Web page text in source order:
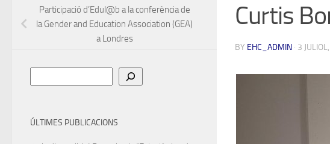
Curtis
BY EHC_ADMIN · 3
Participació d’Edul@b a la conferència de
la Gender and Education Association (GEA)
a Londres
ÚLTIMES PUBLICACIONS